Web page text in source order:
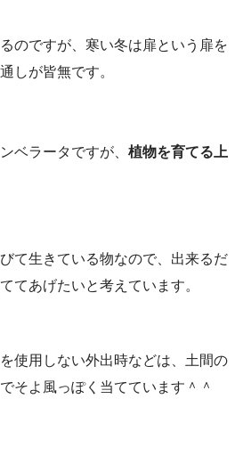
のですが、寒い冬は扉という扉を
しが皆無です。
ベラータですが、 植物を育てる上
て生きている物なので、出来るだ
てあげたいと考えています。
使用しない外出時などは、土間の
そよ風っぽく当てています＾＾